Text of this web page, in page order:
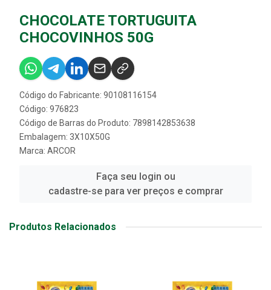
CHOCOLATE TORTUGUITA
CHOCOVINHOS 50G
Código do Fabricante: 90108116154
Código: 976823
Código de Barras do Produto: 7898142853638
Embalagem: 3X10X50G
Marca: ARCOR
Faça seu login ou
cadastre-se para ver preços e comprar
Produtos Relacionados